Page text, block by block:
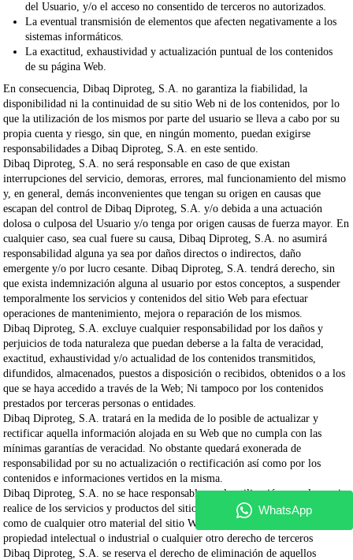
del Usuario, y/o el acceso no consentido de terceros no autorizados.
La eventual transmisión de elementos que afecten negativamente a los
sistemas informáticos.
La exactitud, exhaustividad y actualización puntual de los contenidos
de su página Web.
En consecuencia,Dibaq Diproteg, S.A.no garantiza la fiabilidad, la
disponibilidad ni la continuidad de su sitio Web ni de los contenidos, por lo
que la utilización de los mismos por parte del usuario se lleva a cabo por su
propia cuenta y riesgo, sin que, en ningún momento, puedan exigirse
responsabilidades aDibaq Diproteg, S.A.en este sentido.
Dibaq Diproteg, S.A.no será responsable en caso de que existan
interrupciones del servicio, demoras, errores, mal funcionamiento del mismo
y, en general, demás inconvenientes que tengan su origen en causas que
escapan del control deDibaq Diproteg, S.A.y/o debida a una actuación
dolosa o culposa del Usuario y/o tenga por origen causas de fuerza mayor. En
cualquier caso, sea cual fuere su causa,Dibaq Diproteg, S.A.no asumirá
responsabilidad alguna ya sea por daños directos o indirectos, daño
emergente y/o por lucro cesante.Dibaq Diproteg, S.A.tendrá derecho, sin
que exista indemnización alguna al usuario por estos conceptos, a suspender
temporalmente los servicios y contenidos del sitio Web para efectuar
operaciones de mantenimiento, mejora o reparación de los mismos.
Dibaq Diproteg, S.A.excluye cualquier responsabilidad por los daños y
perjuicios de toda naturaleza que puedan deberse a la falta de veracidad,
exactitud, exhaustividad y/o actualidad de los contenidos transmitidos,
difundidos, almacenados, puestos a disposición o recibidos, obtenidos o a los
que se haya accedido a través de la Web; Ni tampoco por los contenidos
prestados por terceras personas o entidades.
Dibaq Diproteg, S.A.tratará en la medida de lo posible de actualizar y
rectificar aquella información alojada en su Web que no cumpla con las
mínimas garantías de veracidad. No obstante quedará exonerada de
responsabilidad por su no actualización o rectificación así como por los
contenidos e informaciones vertidos en la misma.
Dibaq Diproteg, S.A.no se hace responsable por la utilización que el usuario
realice de los servicios y productos del sitio Web ni de sus contraseñas, así
como de cualquier otro material del sitio Web, infringiendo los derechos de
propiedad intelectual o industrial o cualquier otro derecho de terceros
Dibaq Diproteg, S.A.se reserva el derecho de eliminación de aquellos